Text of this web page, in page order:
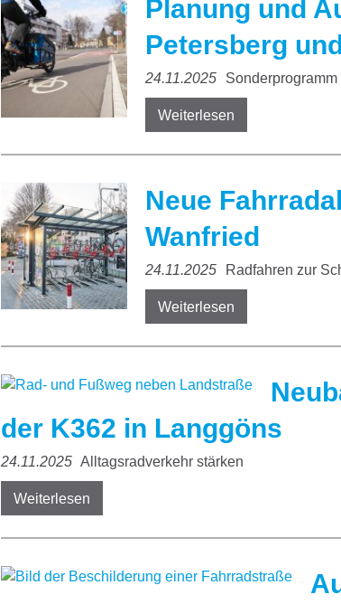
Planung und
Petersberg
24.11.2025 Sonderprogramm
Weiterlesen
Neue
Wanfried
24.11.2025 Radfahren zur
Weiterlesen
der K362 in Langgöns
24.11.2025 Alltagsradverkehr stärken
Weiterlesen